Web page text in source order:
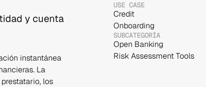
y cuenta
instantánea
La
los
USE CASE
Credit
Onboarding
SUBCATEGORÍA
Open Banking
Risk Assessment Tools